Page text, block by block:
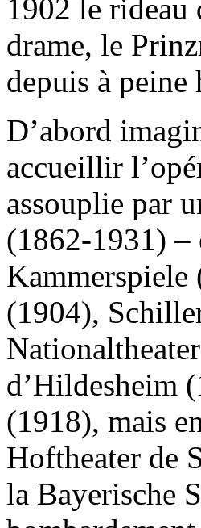
1902 le rideau
drame, le
depuis à peine
D’abord
accueillir
assouplie par
(1862-1931) –
Kammerspiele
(1904),
d’Hildesheim
(1918), mais
Hoftheater de
la Bayerische